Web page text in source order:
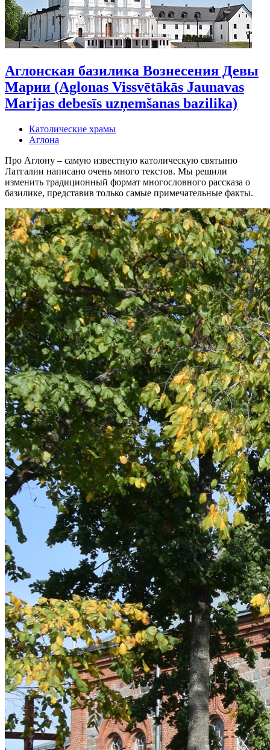
Аглонская базилика Вознесения Девы
Марии (Aglonas Vissvētākās Jaunavas
Marijas debesīs uzņemšanas bazilika)
Католические храмы
Аглона
Про Аглону – самую известную католическую святыню
Латгалии написано очень много текстов. Мы решили
изменить традиционный формат многословного рассказа о
базилике, представив только самые примечательные факты.